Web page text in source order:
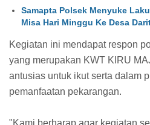
Samapta Polsek Menyuke
Misa Hari Minggu Ke Desa
Kegiatan ini mendapat respon
yang merupakan KWT KIRU
antusias untuk ikut serta dalam
pemanfaatan pekarangan.
"Kami berharap agar kegiatan